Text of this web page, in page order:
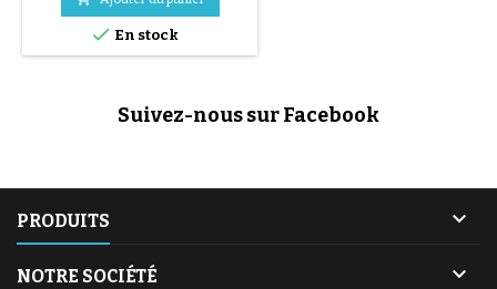
Composition: PVC
 En stock
Suivez-nous sur Facebook
PRODUITS 
NOTRE SOCIÉTÉ 